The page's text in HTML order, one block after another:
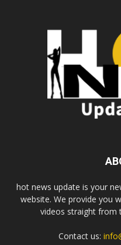
hot news update is your
website. We provide you
videos straight from
Contact us: